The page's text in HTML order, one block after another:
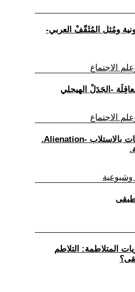
ومُثل المُثَقّفْ العربي-
الاجتماع
الاجتماع
(14) علاقة سياسة الطبقات بالاستلاب -Alienation.
وشيوعية
المتلاطمة: التلاطم